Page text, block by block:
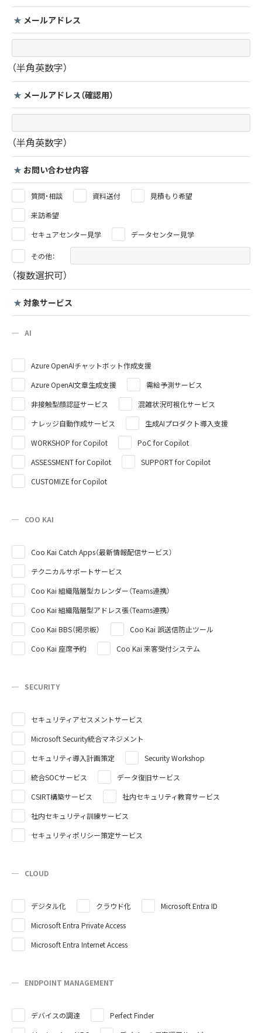
★ メールアドレス
（半角英数字）
★ メールアドレス（確認用）
（半角英数字）
★ お問い合わせ内容
質問・相談 資料送付
見積もり希望
来訪希望
セキュアセンター見学
データセンター見学
その他：
（複数選択可）
★ 対象サービス
AI
Azure OpenAIチャットボット作成支援
Azure OpenAI文章生成支援
需給予測サービス
非接触型顔認証サービス
混雑状況可視化サービス
ナレッジ自動作成サービス
生成AIプロダクト導入支援
WORKSHOP for Copilot
PoC for Copilot
ASSESSMENT for Copilot
SUPPORT for Copilot
CUSTOMIZE for Copilot
COO KAI
Coo Kai Catch Apps（最新情報配信サービス）
テクニカルサポートサービス
Coo Kai 組織階層型カレンダー（Teams連携）
Coo Kai 組織階層型アドレス張（Teams連携）
Coo Kai BBS（掲示板）
Coo Kai 誤送信防止ツール
Coo Kai 座席予約
Coo Kai 来客受付システム
SECURITY
セキュリティアセスメントサービス
Microsoft Security統合マネジメント
セキュリティ導入計画策定
Security Workshop
統合SOCサービス
データ復旧サービス
CSIRT構築サービス
社内セキュリティ教育サービス
社内セキュリティ訓練サービス
セキュリティポリシー策定サービス
CLOUD
デジタル化 クラウド化
Microsoft Entra ID
Microsoft Entra Private Access
Microsoft Entra Internet Access
ENDPOINT MANAGEMENT
デバイスの調達
Perfect Finder